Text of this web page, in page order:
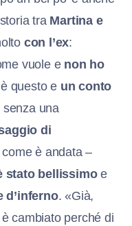
tra Martina e
con l’ex:
vuole e non ho
questo e un conto
senza una
di
è andata –
stato bellissimoe
d’inferno. «Già,
cambiato perché di